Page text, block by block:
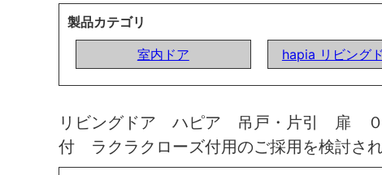
製品カテゴリ
室内ドア
hapia リビング
リビングドア ハピア 吊戸・片引 扉
付 ラクラクローズ付用のご採用を検討さ